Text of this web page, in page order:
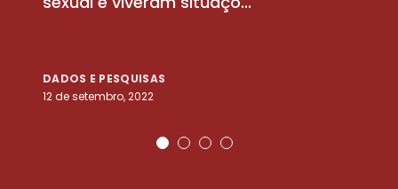
DADOS E PESQUISAS
12 de setembro, 2022